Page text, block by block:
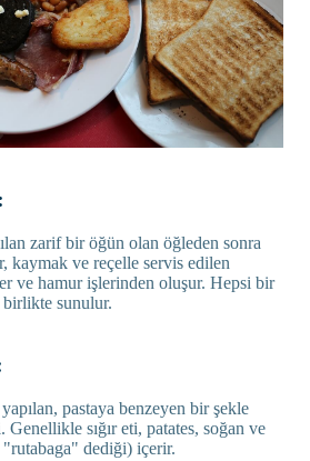
zarif bir öğün olan öğleden sonra
kaymak ve reçelle servis edilen
ve hamur işlerinden oluşur. Hepsi bir
birlikte sunulur.
pastaya benzeyen bir şekle
sığır eti, patates, soğan ve
"rutabaga" dediği) içerir.